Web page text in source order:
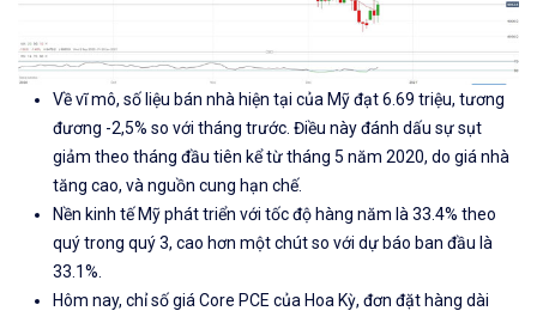
Về vĩ mô, số liệu bán nhà hiện tại của Mỹđạt 6.69 triệu, tương
đương -2,5% so với tháng trước. Điều này đánh dấu sự sụt
giảm theo tháng đầu tiên kể từ tháng 5 năm 2020, do giá nhà
tăng cao, và nguồn cung hạn chế.
Nền kinh tế Mỹ phát triển với tốc độ hàng năm là 33.4% theo
quý trong quý 3, cao hơn một chút so với dự báo ban đầu là
33.1%.
Hôm nay, chỉ số giá Core PCE của Hoa Kỳ, đơn đặt hàng dài